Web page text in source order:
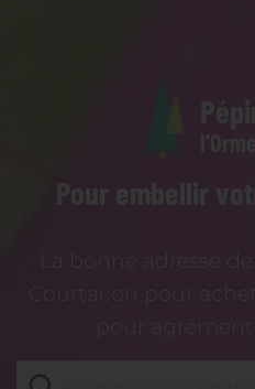
Pour embellir
La bonne adresse
Courtacon pour
pour